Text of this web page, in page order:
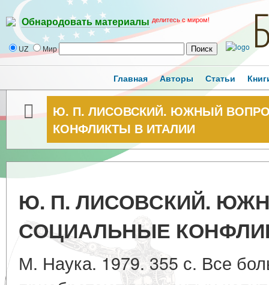
Обнародовать материалы делитесь с миром!
UZ Мир
Главная Авторы Статьи
Ю. П. ЛИСОВСКИЙ. ЮЖНЫЙ
КОНФЛИКТЫ В ИТАЛИИ
Ю. П. ЛИСОВСКИЙ.
СОЦИАЛЬНЫЕ
М. Наука. 1979. 355 с. Все